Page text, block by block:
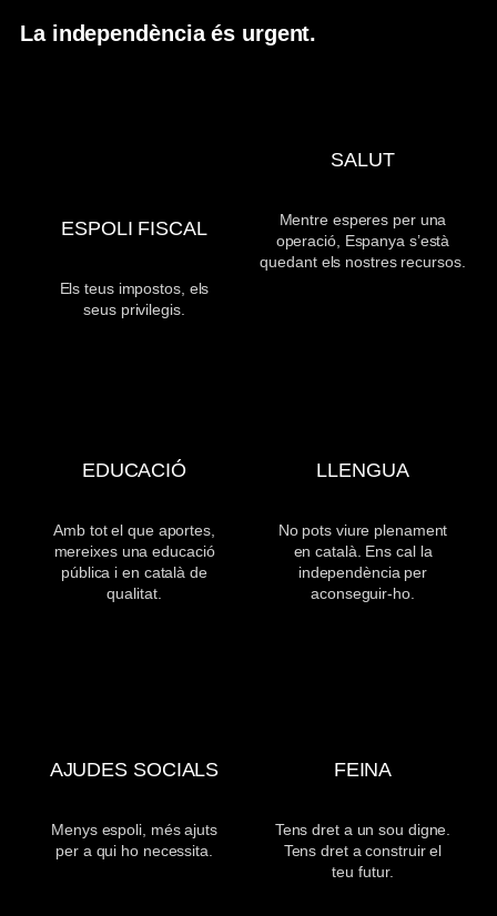
La independència és urgent.
ESPOLI FISCAL
Els teus impostos, els
seus privilegis.
SALUT
Mentre esperes per una
operació, Espanya s’està
quedant els nostres recursos.
EDUCACIÓ
Amb tot el que aportes,
mereixes una educació
pública i en català de
qualitat.
LLENGUA
No pots viure plenament
en català. Ens cal la
independència per
aconseguir-ho.
AJUDES SOCIALS
Menys espoli, més ajuts
per a qui ho necessita.
FEINA
Tens dret a un sou digne.
Tens dret a construir el
teu futur.